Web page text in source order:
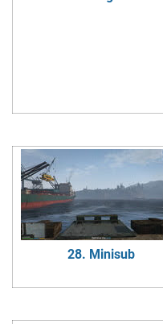
28. Minisub